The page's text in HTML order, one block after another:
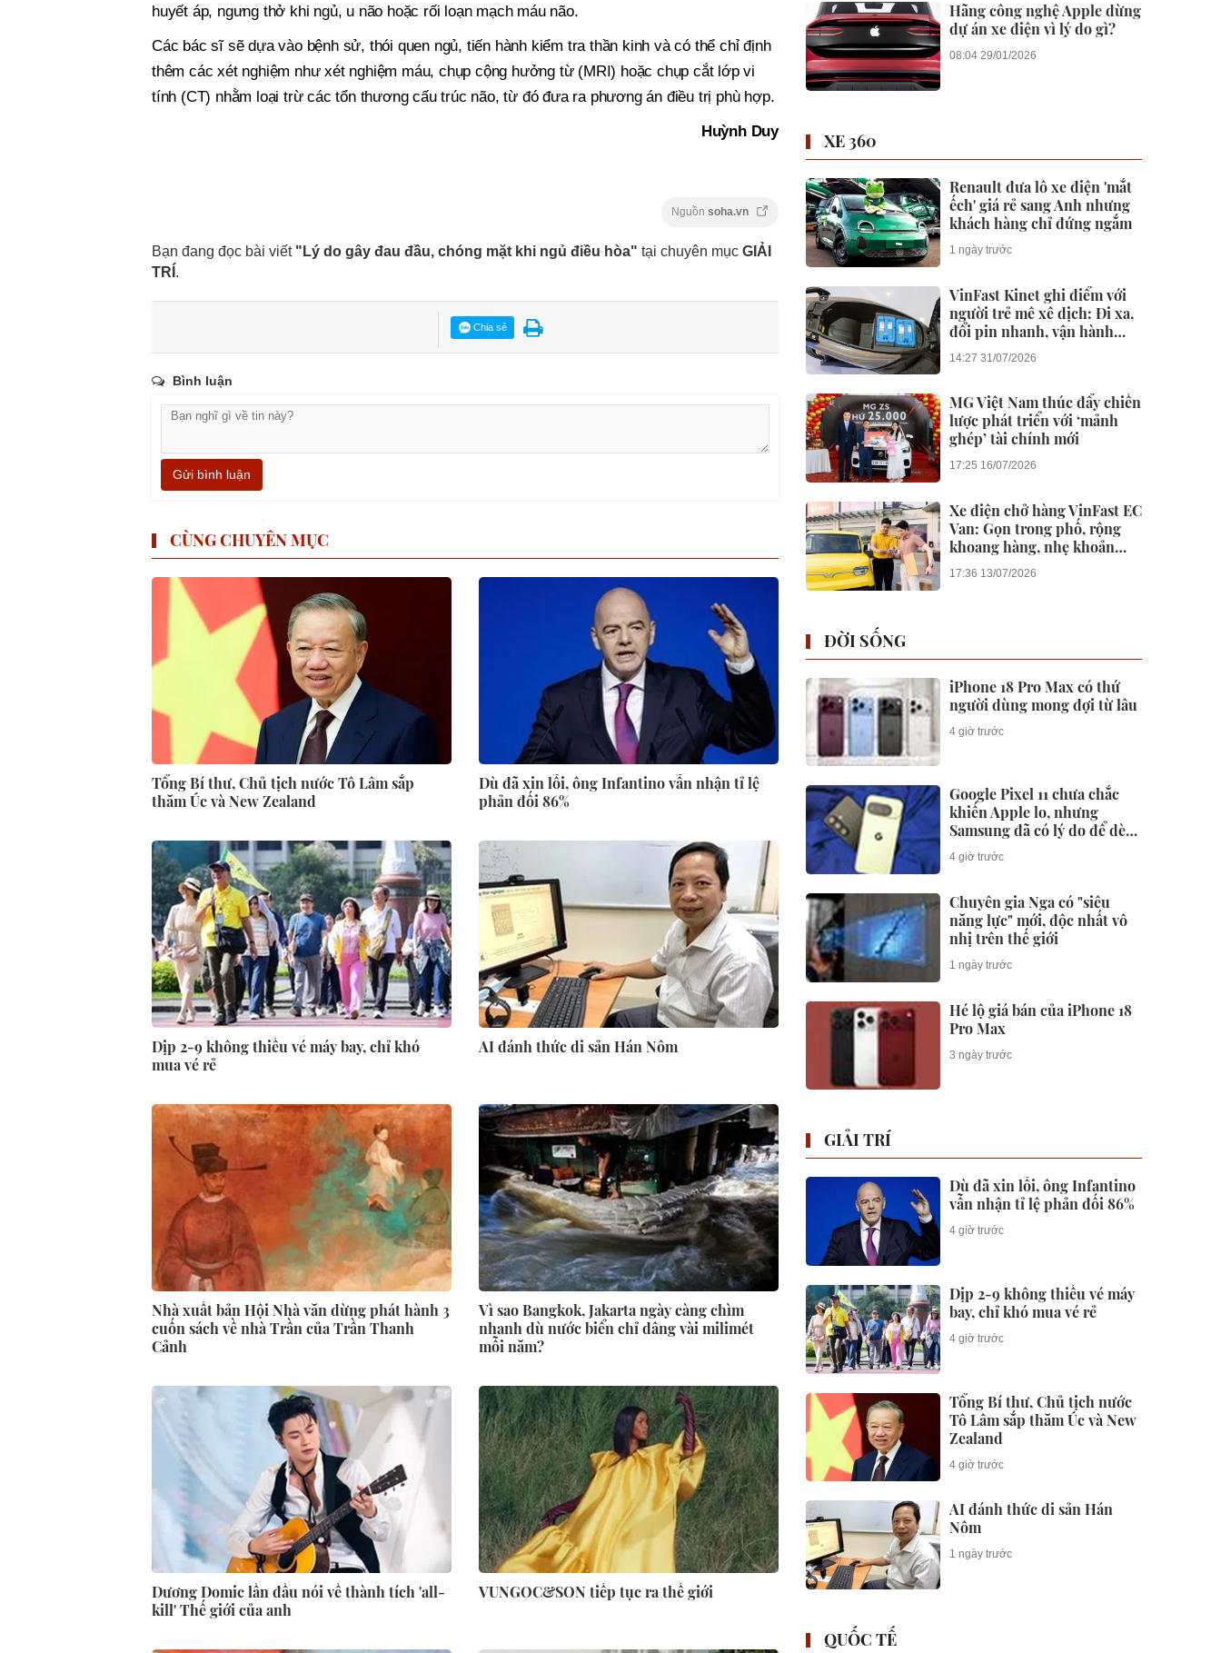
huyết áp, ngưng thở khi ngủ, u não hoặc rối loạn mạch máu não.
Các bác sĩ sẽ dựa vào bệnh sử, thói quen ngủ, tiến hành kiểm tra thần kinh và có thể chỉ định
thêm các xét nghiệm như xét nghiệm máu, chụp cộng hưởng từ (MRI) hoặc chụp cắt lớp vi
tính (CT) nhằm loại trừ các tổn thương cấu trúc não, từ đó đưa ra phương án điều trị phù hợp.
Huỳnh Duy
Nguồn soha.vn
Bạn đang đọc bài viết "Lý do gây đau đầu, chóng mặt khi ngủ điều hòa" tại chuyên mục GIẢI
TRÍ .
Chia sẻ
Bình luận
Gửi bình luận
CÙNG CHUYÊN MỤC
Tổng Bí thư, Chủ tịch nước Tô Lâm sắp
thăm Úc và New Zealand
Dù đã xin lỗi, ông Infantino vẫn nhận tỉ lệ
phản đối 86%
Dịp 2-9 không thiếu vé máy bay, chỉ khó
mua vé rẻ
AI đánh thức di sản Hán Nôm
Nhà xuất bản Hội Nhà văn dừng phát hành 3
cuốn sách về nhà Trần của Trần Thanh
Cảnh
Vì sao Bangkok, Jakarta ngày càng chìm
nhanh dù nước biển chỉ dâng vài milimét
mỗi năm?
Dương Domic lần đầu nói về thành tích 'all-
kill' Thế giới của anh
VUNGOC&SON tiếp tục ra thế giới
Hãng công nghệ Apple dừng
dự án xe điện vì lý do gì?
08:04 29/01/2026
XE 360
Renault đưa lô xe điện 'mắt
ếch' giá rẻ sang Anh nhưng
khách hàng chỉ đứng ngắm
1 ngày trước
VinFast Kinet ghi điểm với
người trẻ mê xê dịch: Đi xa,
đổi pin nhanh, vận hành
mạnh mẽ
14:27 31/07/2026
MG Việt Nam thúc đẩy chiến
lược phát triển với ‘mảnh
ghép’ tài chính mới
17:25 16/07/2026
Xe điện chở hàng VinFast EC
Van: Gọn trong phố, rộng
khoang hàng, nhẹ khoản
nuôi xe
17:36 13/07/2026
ĐỜI SỐNG
iPhone 18 Pro Max có thứ
người dùng mong đợi từ lâu
4 giờ trước
Google Pixel 11 chưa chắc
khiến Apple lo, nhưng
Samsung đã có lý do để dè
chừng
4 giờ trước
Chuyên gia Nga có "siêu
năng lực" mới, độc nhất vô
nhị trên thế giới
1 ngày trước
Hé lộ giá bán của iPhone 18
Pro Max
3 ngày trước
GIẢI TRÍ
Dù đã xin lỗi, ông Infantino
vẫn nhận tỉ lệ phản đối 86%
4 giờ trước
Dịp 2-9 không thiếu vé máy
bay, chỉ khó mua vé rẻ
4 giờ trước
Tổng Bí thư, Chủ tịch nước
Tô Lâm sắp thăm Úc và New
Zealand
4 giờ trước
AI đánh thức di sản Hán
Nôm
1 ngày trước
QUỐC TẾ